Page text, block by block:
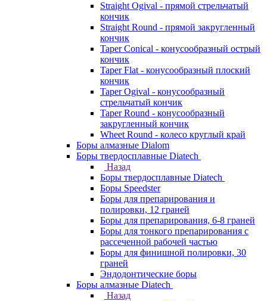
Straight Ogival - прямой стрельчатый
кончик
Straight Round - прямой закругленный
кончик
Taper Conical - конусообразный острый
кончик
Taper Flat - конусообразный плоский
кончик
Taper Ogival - конусообразный
стрельчатый кончик
Taper Round - конусообразный
закругленный кончик
Wheet Round - колесо круглый край
Боры алмазные Dialom
Боры твердосплавные Diatech
Назад
Боры твердосплавные Diatech
Боры Speedster
Боры для препарирования и
полировки, 12 граней
Боры для препарирования, 6-8 граней
Боры для тонкого препарирования с
рассеченной рабочей частью
Боры для финишной полировки, 30
граней
Эндодонтические боры
Боры алмазные Diatech
Назад